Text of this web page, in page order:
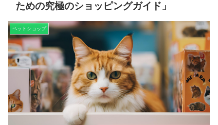
ための究極のショッピングガイド」
ペットショップ